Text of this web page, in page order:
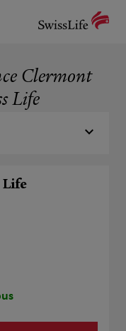
Clermont
Life
Life